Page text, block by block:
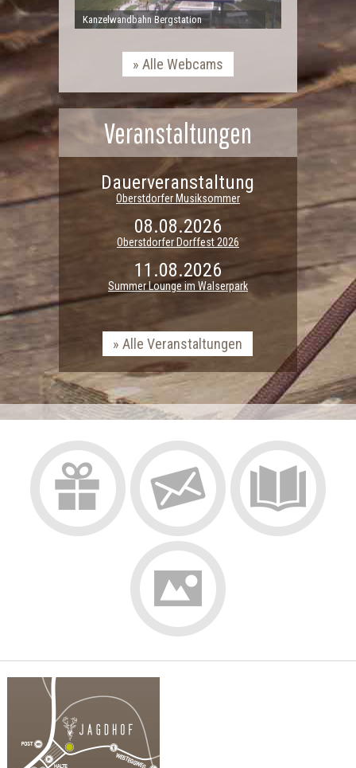
Kanzelwandbahn Bergstation
Alle Webcams
Veranstaltungen
Dauerveranstaltung
Oberstdorfer Musiksommer
08.08.2026
Oberstdorfer Dorffest 2026
11.08.2026
Summer Lounge im Walserpark
Alle Veranstaltungen